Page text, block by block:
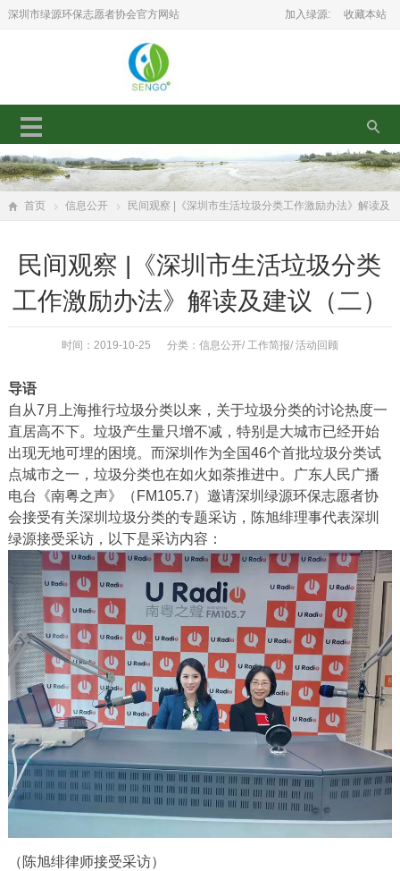
深圳市绿源环保志愿者协会官方网站 加入绿源: 收藏本站
首页 信息公开 民间观察 |《深圳市生活垃圾分类工作激励办法》解读及
民间观察 |《深圳市生活垃圾分类
工作激励办法》解读及建议（二）
时间：2019-10-25 分类： 信息公开/ 工作简报/ 活动回顾
导语
自从7月上海推行垃圾分类以来，关于垃圾分类的讨论热度一
直居高不下。垃圾产生量只增不减，特别是大城市已经开始
出现无地可埋的困境。而深圳作为全国46个首批垃圾分类试
点城市之一，垃圾分类也在如火如荼推进中。广东人民广播
电台《南粤之声》（FM105.7）邀请深圳绿源环保志愿者协
会接受有关深圳垃圾分类的专题采访，陈旭绯理事代表深圳
绿源接受采访，以下是采访内容：
（陈旭绯律师接受采访）